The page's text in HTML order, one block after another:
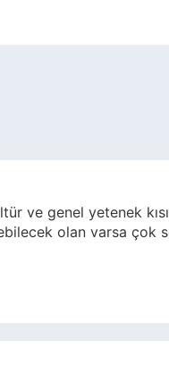
ve genel yetenek
olan varsa çok